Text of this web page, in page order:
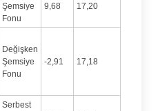
Şemsiye
Fonu
9,68 17,20
Değişken
Şemsiye
Fonu
-2,91 17,18
Serbest